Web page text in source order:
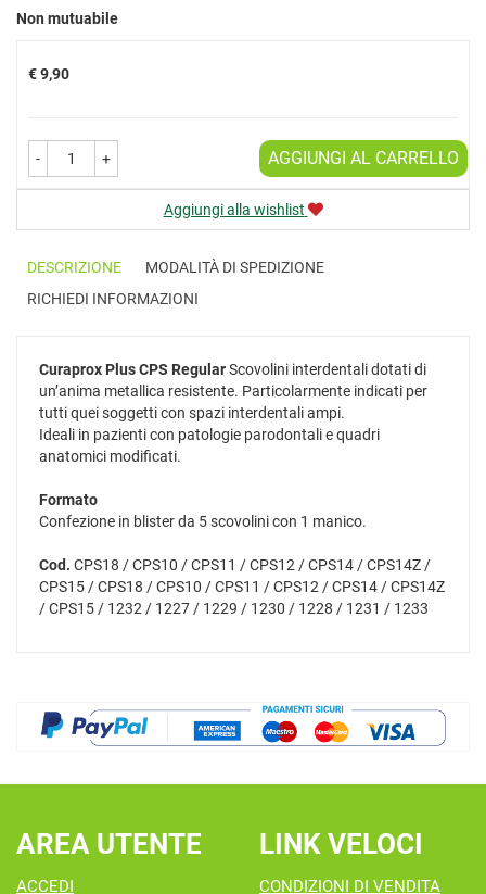
Non mutuabile
Prezzo
€ 9,90
- + AGGIUNGI AL CARRELLO
Aggiungi alla wishlist
DESCRIZIONE
MODALITÀ DI SPEDIZIONE
RICHIEDI INFORMAZIONI
Curaprox Plus CPS RegularScovolini interdentali dotati di
un’anima metallica resistente. Particolarmente indicati per
tutti quei soggetti con spazi interdentali ampi.
Ideali in pazienti con patologie parodontali e quadri
anatomici modificati.
Formato
Confezione in blister da 5 scovolini con 1 manico.
Cod. CPS18 / CPS10 / CPS11 / CPS12 / CPS14 / CPS14Z /
CPS15 / CPS18 / CPS10 / CPS11 / CPS12 / CPS14 / CPS14Z
/ CPS15 / 1232 / 1227 / 1229 / 1230 / 1228 / 1231 / 1233
AREA UTENTE
ACCEDI
LINK VELOCI
CONDIZIONI DI VENDITA